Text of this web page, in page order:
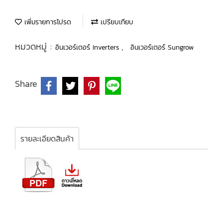
เพิ่มรายการโปรด เปรียบเทียบ
หมวดหมู่ : อินเวอร์เตอร์ Inverters , อินเวอร์เตอร์ Sungrow
Share
รายละเอียดสินค้า